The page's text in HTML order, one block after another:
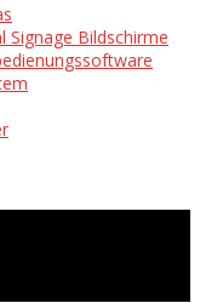
Signage Bildschirme